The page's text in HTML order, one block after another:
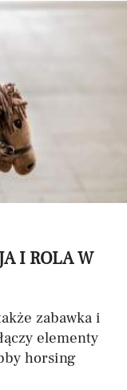
I ROLA W
zabawka i
elementy
horsing